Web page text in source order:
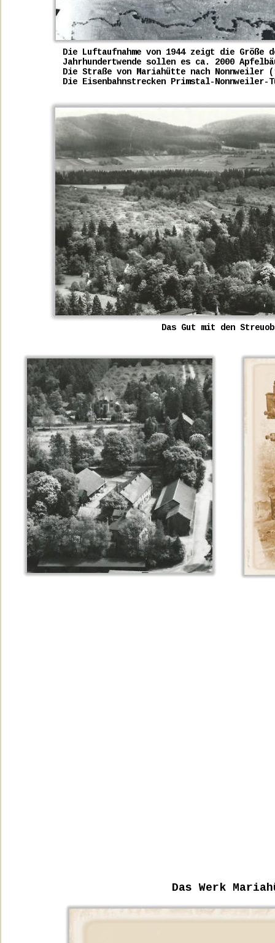
Das Gut mit den
Die Luftaufnahme von 1944 zeigt die Größe
Jahrhundertwende sollen es ca. 2000
Die Straße von Mariahütte nach
Die Eisenbahnstrecken Primstal-
Das Werk